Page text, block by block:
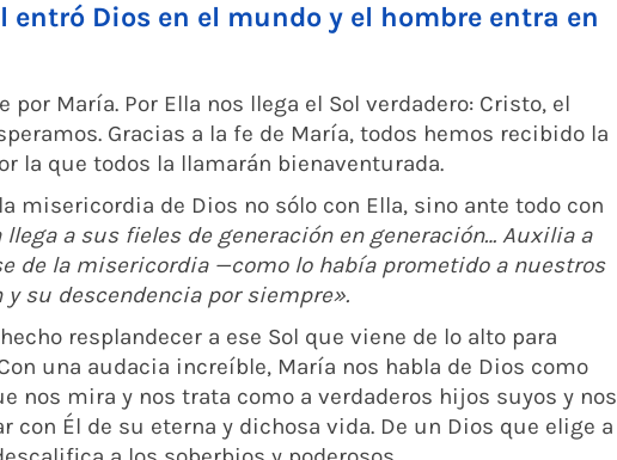
Dios en el mundo y el hombre entra en
por María. Por Ella nos llega el Sol verdadero: Cristo, el
Gracias a la fe de María, todos hemos recibido la
la que todos la llamarán bienaventurada.
misericordia de Dios no sólo con Ella, sino ante todo con
a sus fieles de generación en generación… Auxilia a
de la misericordia —como lo había prometido a nuestros
su descendencia por siempre».
resplandecer a ese Sol que viene de lo alto para
una audacia increíble, María nos habla de Dios como
nos mira y nos trata como a verdaderos hijos suyos y nos
con Él de su eterna y dichosa vida. De un Dios que elige a